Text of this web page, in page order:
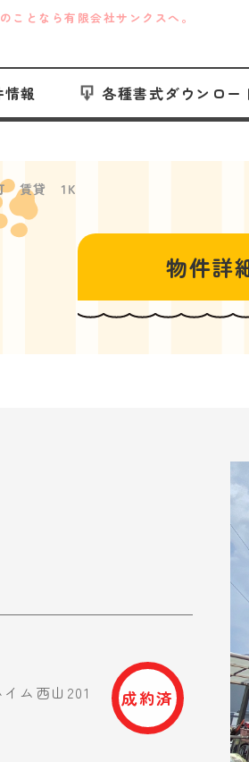
ことなら有限会社サンクスへ。
情報 各種書式ダウンロー
西山町 賃貸 1K
物件詳
成約済
ム西山201